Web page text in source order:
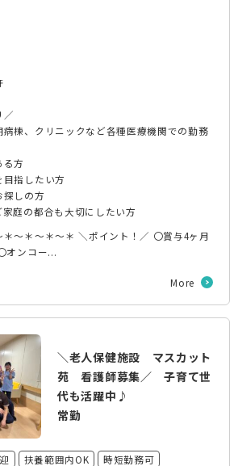
／
病棟、クリニックなど各種医療機関での勤務
る方
目指したい方
探しの方
家庭の都合も大切にしたい方
～＊～＊～＊ ＼ポイント！／ 〇賞与4ヶ月
オンコー...
More
＼老人保健施設 マスカット
苑 看護師募集／ 子育て世
代も活躍中♪
常勤
扶養範囲内OK
時短勤務可